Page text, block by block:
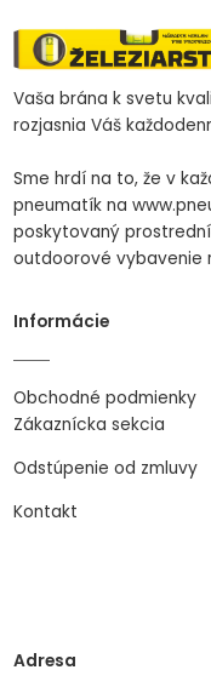
Vaša brána k svetu
rozjasnia Váš
Sme hrdí na to, že v
pneumatík na
poskytovaný
outdoorové vybavenie
Informácie
Obchodné podmienky
Zákaznícka sekcia
Odstúpenie od zmluvy
Kontakt
Adresa